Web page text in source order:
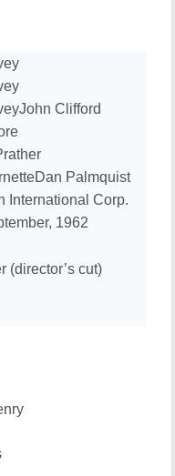
Clifford
Palmquist
International Corp.
1962
(director’s cut)